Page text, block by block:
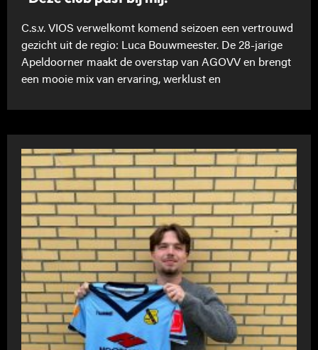
C.s.v. VIOS verwelkomt komend seizoen een vertrouwd
gezicht uit de regio: Luca Bouwmeester. De 28-jarige
Apeldoorner maakt de overstap van AGOVV en brengt
een mooie mix van ervaring, werklust en